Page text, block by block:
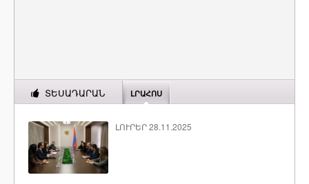
ՏԵՍԱԴԱՐԱՆ ԼՐԱՀՈՍ
ԼՈՒՐԵՐ 28.11.2025